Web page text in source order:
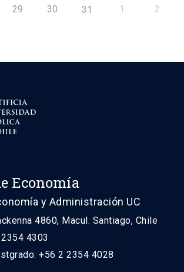
29 30 31 1 2
Economía
y Administración UC
4860, Macul. Santiago, Chile
4303
+56 2 2354 4028